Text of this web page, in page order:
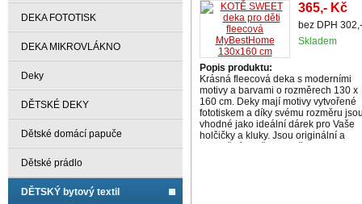
DEKA FOTOTISK
DEKA MIKROVLÁKNO
Deky
DĚTSKÉ DEKY
Dětské domácí papuče
Dětské prádlo
DĚTSKÝ bytový textil
365,- Kč
bez DPH 302,-
Skladem
Popis produktu:
Krásná fleecová deka s moderními
motivy a barvami o rozměrech 130 x
160 cm. Deky mají motivy vytvořené
fototiskem a díky svému rozměru
vhodné jako ideální dárek pro Vaše
holčičky a kluky. Jsou originální a